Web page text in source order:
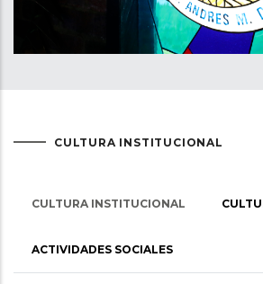
CULTURA INSTITUCIONAL
CULTURA INSTITUCIONAL
ACTIVIDADES SOCIALES